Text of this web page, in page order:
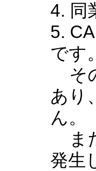
4. 同
5.
です。
そ
あり
ん。
ま
発生